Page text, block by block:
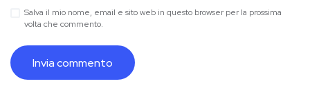
Salva il mio nome, email e sito web in questo browser per la prossima
volta che commento.